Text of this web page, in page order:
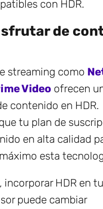
con HDR.
de
streaming como
Video ofrecen
contenido en HDR.
tu plan de
en alta calidad
esta
incorporar HDR en tu
puede cambiar